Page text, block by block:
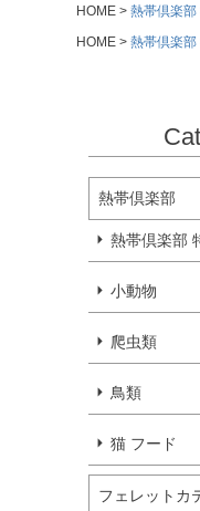
HOME
熱帯倶楽部
HOME
熱帯倶楽部
熱帯倶楽部
熱帯倶楽部
小動物
爬虫類
鳥類
猫 フード
フェレットカ